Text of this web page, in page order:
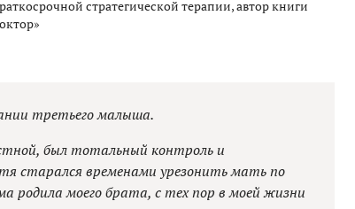
стратегической терапии, автор книги
третьего малыша.
был тотальный контроль и
старался временами урезонить мать по
родила моего брата, с тех пор в моей жизни